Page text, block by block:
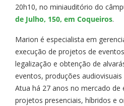
20h10, no miniauditório do
de Julho, 150, em Coqueiros.
Marion é especialista em
execução de projetos de
legalização e obtenção de
eventos, produções
Atua há 27 anos no mercado de
projetos presenciais, híbridos e